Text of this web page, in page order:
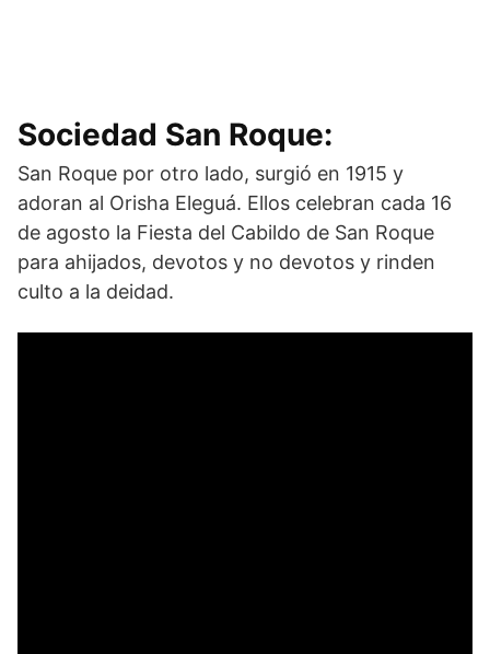
Sociedad San Roque:
San Roque por otro lado, surgió en 1915 y
adoran al Orisha Eleguá. Ellos celebran cada 16
de agosto la Fiesta del Cabildo de San Roque
para ahijados, devotos y no devotos y rinden
culto a la deidad.